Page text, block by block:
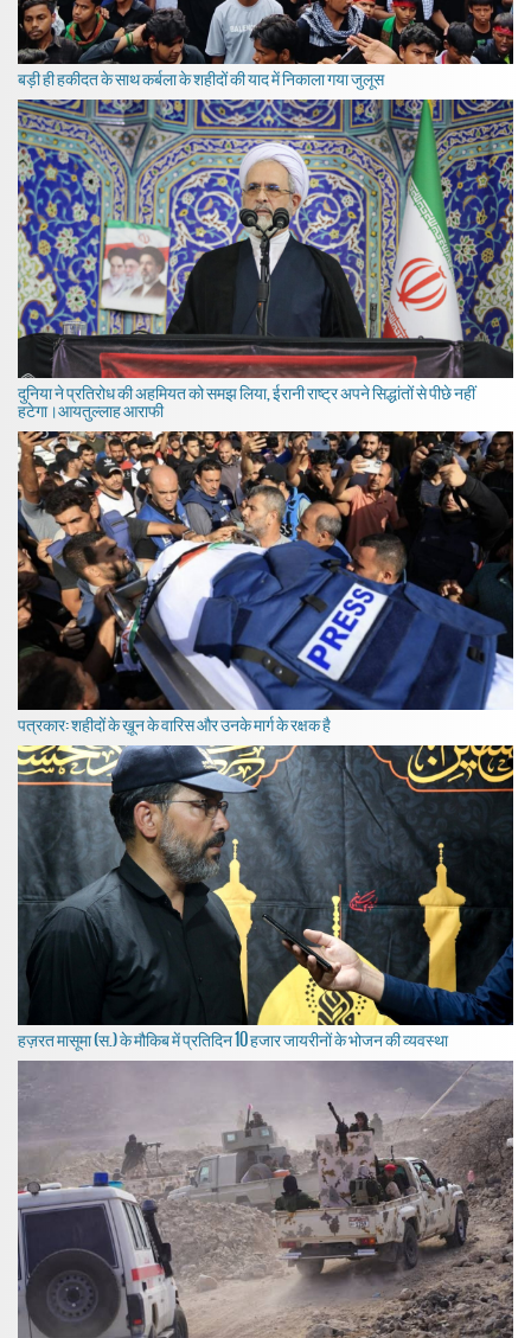
बड़ी ही हकीदत के साथ कर्बला के शहीदों की याद में निकाला गया जुलूस
दुनिया ने प्रतिरोध की अहमियत को समझ लिया, ईरानी राष्ट्र अपने सिद्धांतों से पीछे नहीं
हटेगा।आयतुल्लाह आराफी
पत्रकार: शहीदों के ख़ून के वारिस और उनके मार्ग के रक्षक है
हज़रत मासूमा (स.) के मौकिब में प्रतिदिन 10 हजार जायरीनों के भोजन की व्यवस्था